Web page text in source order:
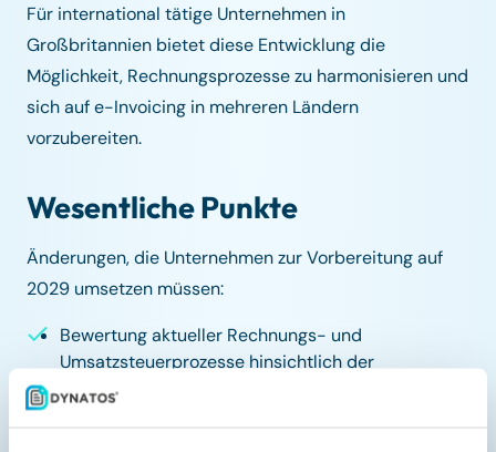
Für international tätige Unternehmen in
Großbritannien bietet diese Entwicklung die
Möglichkeit, Rechnungsprozesse zu harmonisieren und
sich auf e-Invoicing in mehreren Ländern
vorzubereiten.
Wesentliche Punkte
Änderungen, die Unternehmen zur Vorbereitung auf
2029 umsetzen müssen:
Bewertung aktueller Rechnungs- und
Umsatzsteuerprozesse hinsichtlich der
Bereitschaft für strukturierte e-Rechnungen